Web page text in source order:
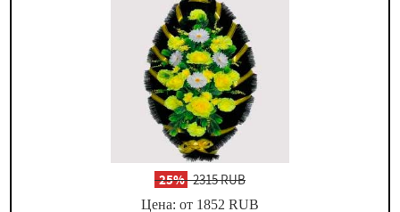
-25%2315 RUB
Цена: от 1852 RUB